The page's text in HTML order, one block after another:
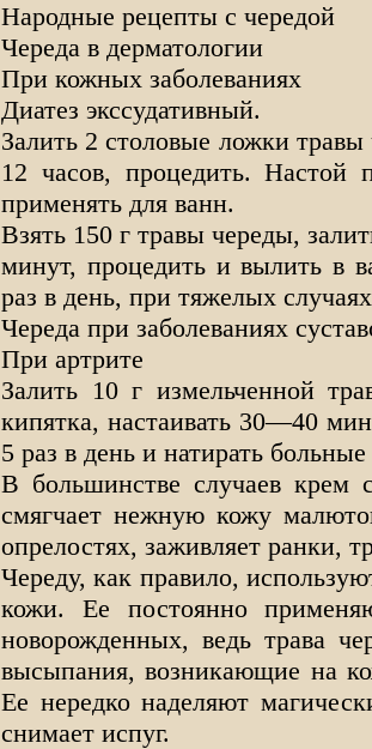
Народные рецепты с чередой
Череда в дерматологии
При кожных заболеваниях
Диатез экссудативный.
Залить 2 столовые ложки
12 часов, процедить.
применять для ванн.
Взять 150 г травы череды,
минут, процедить и вылить в
раз в день, при тяжелых
Череда при заболеваниях
При артрите
Залить 10 г измельченной
кипятка, настаивать 30—40
5 раз в день и натирать
В большинстве случаев крем
смягчает нежную кожу
опрелостях, заживляет ранки,
Череду, как правило,
кожи. Ее постоянно
новорожденных, ведь трава
высыпания, возникающие на
Ее нередко наделяют
снимает испуг.